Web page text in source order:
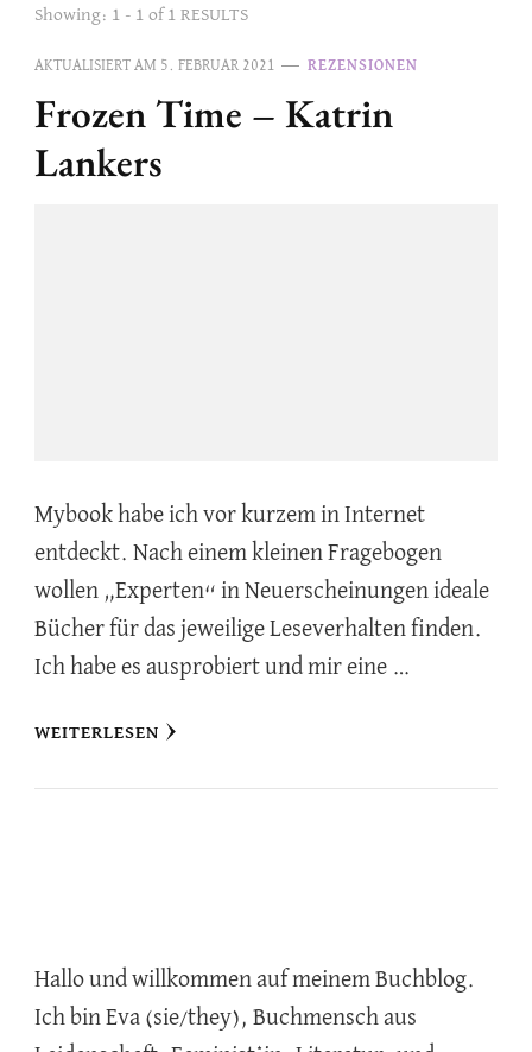
Showing: 1 - 1 of 1 RESULTS
AKTUALISIERT AM 5. FEBRUAR 2021 REZENSIONEN
Frozen Time – Katrin
Lankers
Mybook habe ich vor kurzem in Internet
entdeckt. Nach einem kleinen Fragebogen
wollen „Experten“ in Neuerscheinungen ideale
Bücher für das jeweilige Leseverhalten finden.
Ich habe es ausprobiert und mir eine …
WEITERLESEN
Hallo und willkommen auf meinem Buchblog.
Ich bin Eva (sie/they), Buchmensch aus